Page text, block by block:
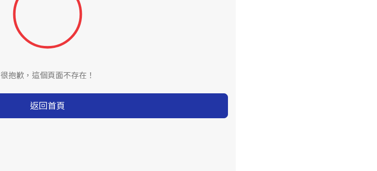
很抱歉，這個頁面不存在！
返回首頁